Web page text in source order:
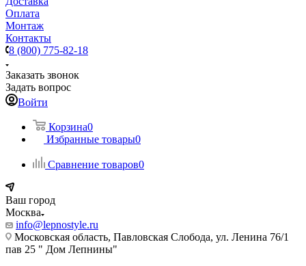
Оплата
Монтаж
Контакты
8 (800) 775-82-18
Заказать звонок
Задать вопрос
Войти
Корзина0
Избранные товары0
Сравнение товаров0
Ваш город
Москва
info@lepnostyle.ru
Московская область, Павловская Слобода, ул. Ленина 76/1
пав 25 " Дом Лепнины"